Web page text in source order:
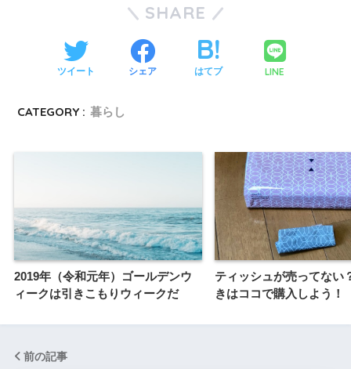
SHARE
ツイート シェア はてブ LINE
CATEGORY : 暮らし
2019年（令和元年）ゴールデンウ
ィークは引きこもりウィークだ
ティッシュが売ってない
きはココで購入しよう！
前の記事